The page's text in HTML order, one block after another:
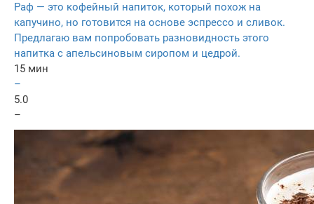
Раф — это кофейный напиток, который похож на
капучино, но готовится на основе эспрессо и сливок.
Предлагаю вам попробовать разновидность этого
напитка с апельсиновым сиропом и цедрой.
15 мин
–
5.0
–